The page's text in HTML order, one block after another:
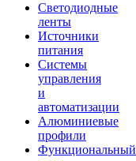
Светодиодные
ленты
Источники
питания
Системы
управления
и
автоматизации
Алюминиевые
профили
Функциональный